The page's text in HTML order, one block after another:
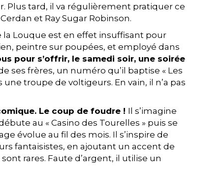
Plus tard, il va régulièrement pratiquer ce
et Ray Sugar Robinson.
la Louque est en effet insuffisant pour
peintre sur poupées, et employé dans
pour s’offrir, le samedi soir, une soirée
ses frères, un numéro qu’il baptise « Les
troupe de voltigeurs. En vain, il n’a pas
Le coup de foudre ! Il s’imagine
au « Casino des Tourelles » puis se
évolue au fil des mois. Il s’inspire de
fantaisistes, en ajoutant un accent de
rares. Faute d’argent, il utilise un